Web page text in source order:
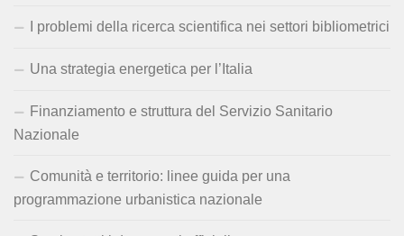
I problemi della ricerca scientifica nei settori bibliometrici
Una strategia energetica per l’Italia
Finanziamento e struttura del Servizio Sanitario
Nazionale
Comunità e territorio: linee guida per una
programmazione urbanistica nazionale